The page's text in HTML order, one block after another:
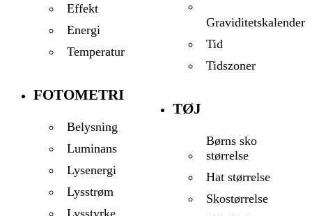
Effekt
Energi
Temperatur
FOTOMETRI
Belysning
Luminans
Lysenergi
Lysstrøm
Graviditetskalender
Tid
Tidszoner
TØJ
Børns sko
størrelse
Hat størrelse
Skostørrelse